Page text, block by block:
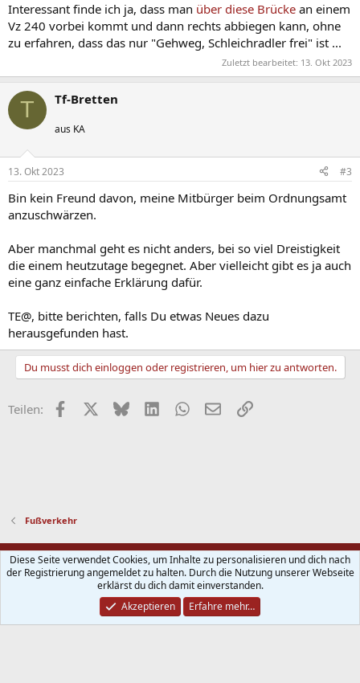
Interessant finde ich ja, dass man über diese Brücke an einem
Vz 240 vorbei kommt und dann rechts abbiegen kann, ohne
zu erfahren, dass das nur "Gehweg, Schleichradler frei" ist ...
Zuletzt bearbeitet: 13. Okt 2023
T Tf-Bretten
aus KA
13. Okt 2023 #3
Bin kein Freund davon, meine Mitbürger beim Ordnungsamt
anzuschwärzen.
Aber manchmal geht es nicht anders, bei so viel Dreistigkeit
die einem heutzutage begegnet. Aber vielleicht gibt es ja auch
eine ganz einfache Erklärung dafür.
TE@, bitte berichten, falls Du etwas Neues dazu
herausgefunden hast.
Du musst dich einloggen oder registrieren, um hier zu antworten.
Teilen: Facebook BlueskyLinkedInWhatsApp
E-MailLink
Fußverkehr
Impressum Kontakt Nutzungsbedingungen
Datenschutz
Hilfe
Start
R
Community platform by XenForo® © 2010-2025 XenForo Ltd.
Diese Seite verwendet Cookies, um Inhalte zu personalisieren und dich nach
der Registrierung angemeldet zu halten. Durch die Nutzung unserer Webseite
erklärst du dich damit einverstanden.
Akzeptieren
Erfahre mehr…